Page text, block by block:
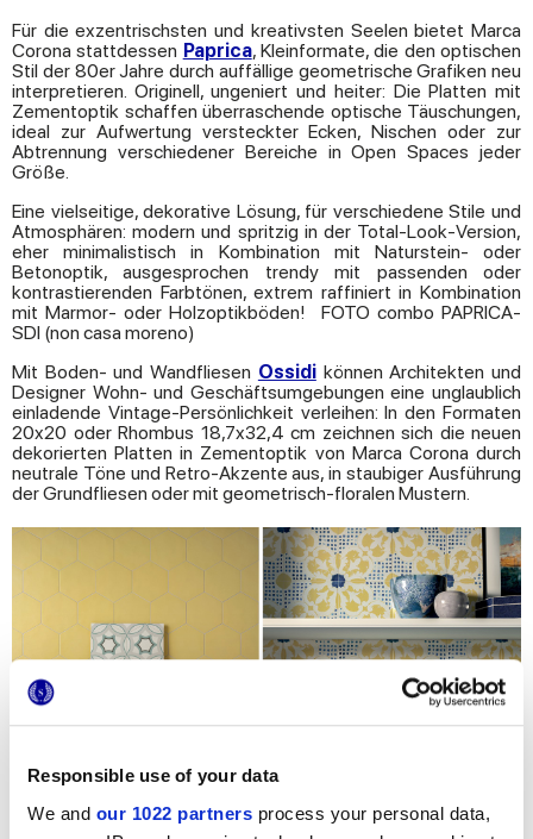
Responsible use of your data
We and our 1022 partners process your personal data,
Für die exzentrischsten und kreativsten Seelen bietet Marca
Corona stattdessen Paprica, Kleinformate, die den optischen
Stil der 80er Jahre durch auffällige geometrische Grafiken neu
interpretieren. Originell, ungeniert und heiter: Die Platten mit
Zementoptik schaffen überraschende optische Täuschungen,
ideal zur Aufwertung versteckter Ecken, Nischen oder zur
Abtrennung verschiedener Bereiche in Open Spaces jeder
Größe.
Eine vielseitige, dekorative Lösung, für verschiedene Stile und
Atmosphären: modern und spritzig in der Total-Look-Version,
eher minimalistisch in Kombination mit Naturstein- oder
Betonoptik, ausgesprochen trendy mit passenden oder
kontrastierenden Farbtönen, extrem raffiniert in Kombination
mit Marmor- oder Holzoptikböden! FOTO combo PAPRICA-
SDI (non casa moreno)
Mit Boden- und Wandfliesen Ossidikönnen Architekten und
Designer Wohn- und Geschäftsumgebungen eine unglaublich
einladende Vintage-Persönlichkeit verleihen: In den Formaten
20x20 oder Rhombus 18,7x32,4 cm zeichnen sich die neuen
dekorierten Platten in Zementoptik von Marca Corona durch
neutrale Töne und Retro-Akzente aus, in staubiger Ausführung
der Grundfliesen oder mit geometrisch-floralen Mustern.